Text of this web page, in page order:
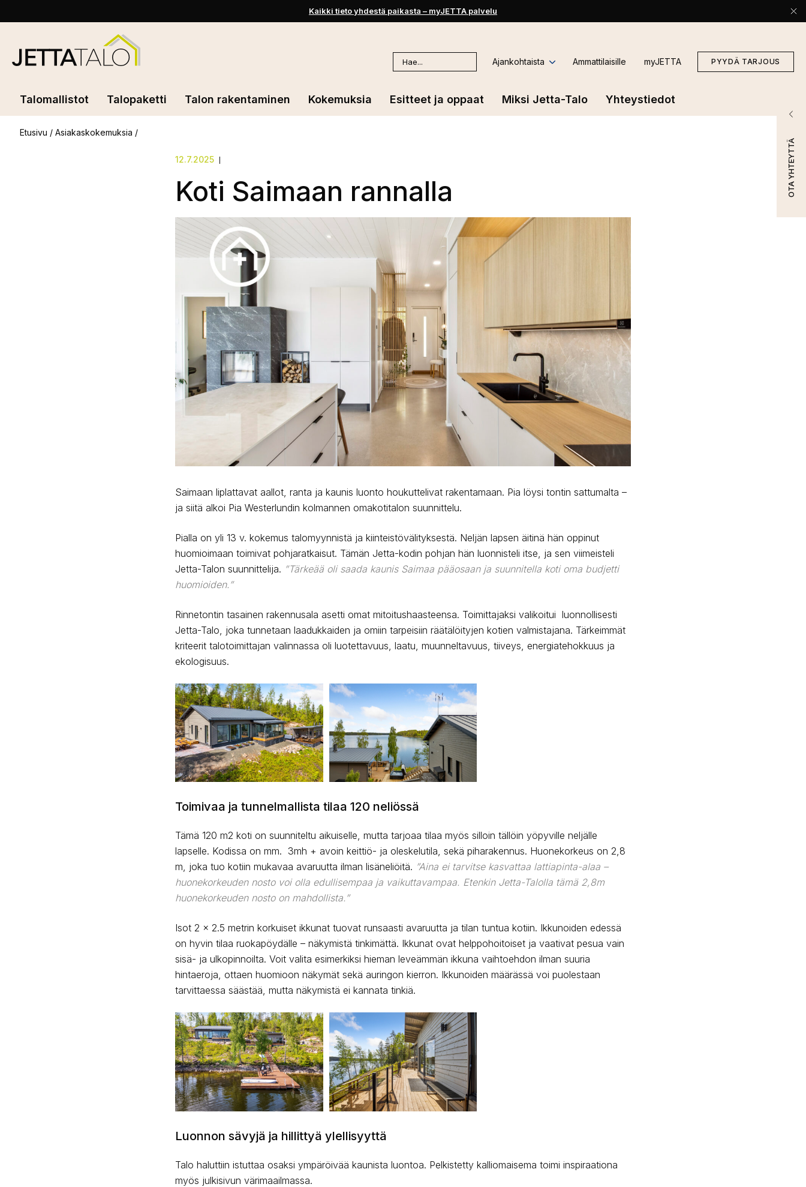
Kaikki tieto yhdestä paikasta – myJETTA palvelu
content
Talo
Talomallistot Talopaketti Talon rakentaminen Kokemuksia Esitteet ja oppaat Miksi Jetta-Talo Yhteystiedot
Haku: Ajankohtaista Ammattilaisille myJETTA PYYDÄ TARJOUS
Etusivu / Asiakaskokemuksia /
12.7.2025
Koti Saimaan rannalla
Saimaan liplattavat aallot, ranta ja kaunis luonto houkuttelivat rakentamaan. Pia löysi tontin sattumalta –
ja siitä alkoi Pia Westerlundin kolmannen omakotitalon suunnittelu.
Pialla on yli 13 v. kokemus talomyynnistä ja kiinteistövälityksestä. Neljän lapsen äitinä hän oppinut
huomioimaan toimivat pohjaratkaisut. Tämän Jetta-kodin pohjan hän luonnisteli itse, ja sen viimeisteli
Jetta-Talon suunnittelija. ”Tärkeää oli saada kaunis Saimaa pääosaan ja suunnitella koti oma budjetti
huomioiden.”
Rinnetontin tasainen rakennusala asetti omat mitoitushaasteensa. Toimittajaksi valikoitui luonnollisesti
Jetta-Talo, joka tunnetaan laadukkaiden ja omiin tarpeisiin räätälöityjen kotien valmistajana. Tärkeimmät
kriteerit talotoimittajan valinnassa oli luotettavuus, laatu, muunneltavuus, tiiveys, energiatehokkuus ja
ekologisuus.
Toimivaa ja tunnelmallista tilaa 120 neliössä
Tämä 120 m2 koti on suunniteltu aikuiselle, mutta tarjoaa tilaa myös silloin tällöin yöpyville neljälle
lapselle. Kodissa on mm. 3mh + avoin keittiö- ja oleskelutila, sekä piharakennus. Huonekorkeus on 2,8
m, joka tuo kotiin mukavaa avaruutta ilman lisäneliöitä. ”Aina ei tarvitse kasvattaa lattiapinta-alaa –
huonekorkeuden nosto voi olla edullisempaa ja vaikuttavampaa. Etenkin Jetta-Talolla tämä 2,8m
huonekorkeuden nosto on mahdollista.”
Isot 2 x 2.5 metrin korkuiset ikkunat tuovat runsaasti avaruutta ja tilan tuntua kotiin. Ikkunoiden edessä
on hyvin tilaa ruokapöydälle – näkymistä tinkimättä. Ikkunat ovat helppohoitoiset ja vaativat pesua vain
sisä- ja ulkopinnoilta. Voit valita esimerkiksi hieman leveämmän ikkuna vaihtoehdon ilman suuria
hintaeroja, ottaen huomioon näkymät sekä auringon kierron. Ikkunoiden määrässä voi puolestaan
tarvittaessa säästää, mutta näkymistä ei kannata tinkiä.
Luonnon sävyjä ja hillittyä ylellisyyttä
Talo haluttiin istuttaa osaksi ympäröivää kaunista luontoa. Pelkistetty kalliomaisema toimi inspiraationa
myös julkisivun värimaailmassa.
OTA YHTEYTTÄ